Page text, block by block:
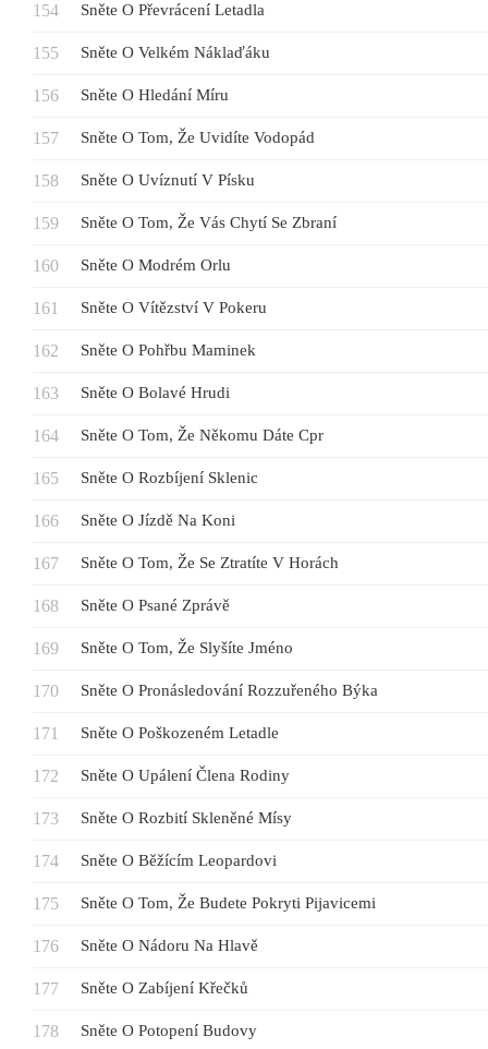
Sněte O Převrácení Letadla
Sněte O Velkém Náklaďáku
Sněte O Hledání Míru
Sněte O Tom, Že Uvidíte Vodopád
Sněte O Uvíznutí V Písku
Sněte O Tom, Že Vás Chytí Se Zbraní
Sněte O Modrém Orlu
Sněte O Vítězství V Pokeru
Sněte O Pohřbu Maminek
Sněte O Bolavé Hrudi
Sněte O Tom, Že Někomu Dáte Cpr
Sněte O Rozbíjení Sklenic
Sněte O Jízdě Na Koni
Sněte O Tom, Že Se Ztratíte V Horách
Sněte O Psané Zprávě
Sněte O Tom, Že Slyšíte Jméno
Sněte O Pronásledování Rozzuřeného Býka
Sněte O Poškozeném Letadle
Sněte O Upálení Člena Rodiny
Sněte O Rozbití Skleněné Mísy
Sněte O Běžícím Leopardovi
Sněte O Tom, Že Budete Pokryti Pijavicemi
Sněte O Nádoru Na Hlavě
Sněte O Zabíjení Křečků
Sněte O Potopení Budovy